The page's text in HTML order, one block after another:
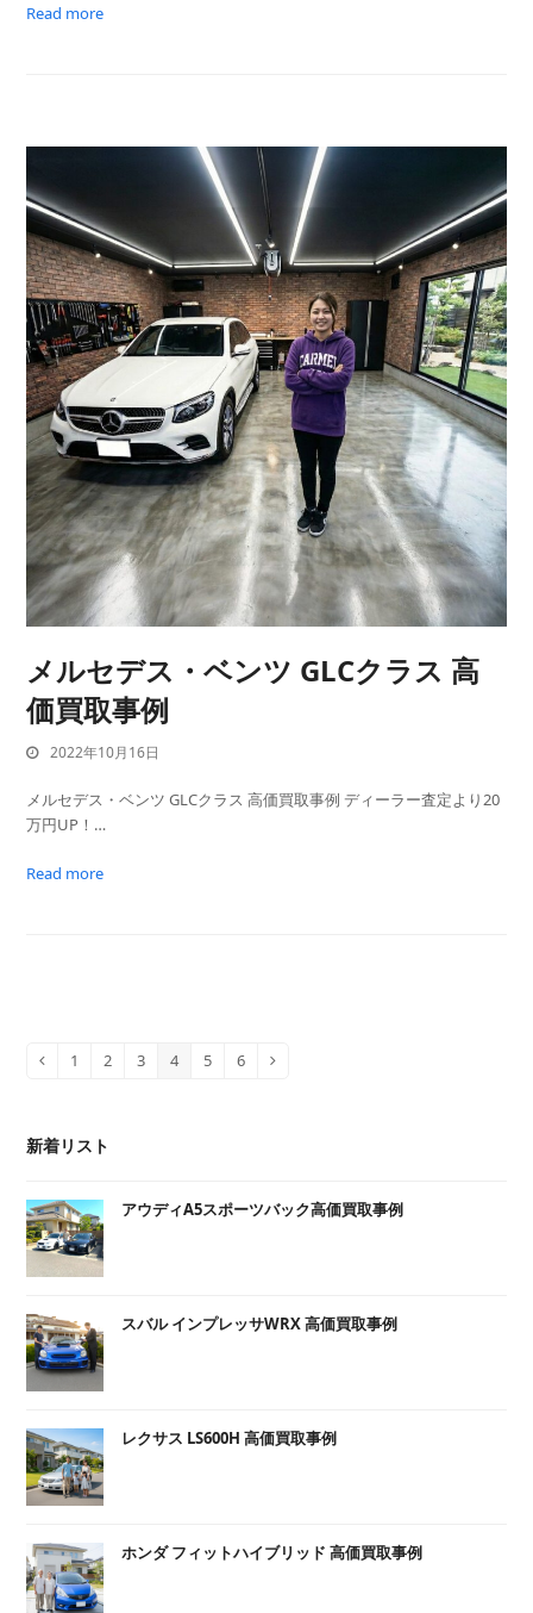
Read more
メルセデス・ベンツ GLCクラス 高
価買取事例
2022年10月16日
メルセデス・ベンツ GLCクラス 高価買取事例 ディーラー査定より20
万円UP！…
Read more
Previous
Page
1 Page
2 Page
3 Page
4 Page
5 Page
6 Next
新着リスト
アウディA5スポーツバック高価買取事例
スバル インプレッサWRX 高価買取事例
レクサス LS600H 高価買取事例
ホンダ フィットハイブリッド 高価買取事例